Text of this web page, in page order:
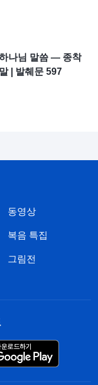
나님 말씀 ― 종착
| 발췌문 597
동영상
복음 특집
그림전